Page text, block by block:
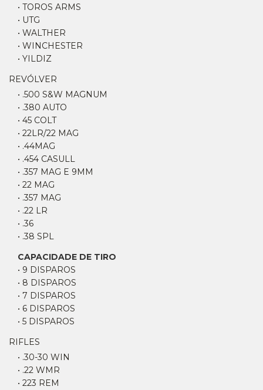
• TOROS ARMS
• UTG
• WALTHER
• WINCHESTER
• YILDIZ
REVÓLVER
• .500 S&W MAGNUM
• .380 AUTO
• 45 COLT
• 22LR/22 MAG
• .44MAG
• .454 CASULL
• .357 MAG E 9MM
• 22 MAG
• .357 MAG
• .22 LR
• .36
• .38 SPL
CAPACIDADE DE TIRO
• 9 DISPAROS
• 8 DISPAROS
• 7 DISPAROS
• 6 DISPAROS
• 5 DISPAROS
RIFLES
• .30-30 WIN
• .22 WMR
• 223 REM